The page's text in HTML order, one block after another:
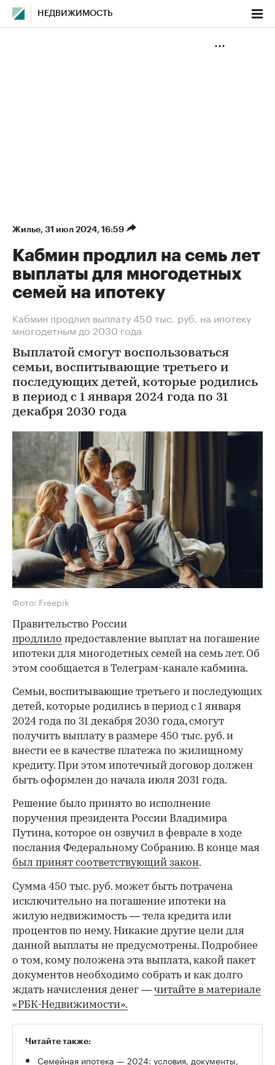
НЕДВИЖИМОСТЬ
Жилье⁠, 31 июл 2024, 16:59
Кабмин продлил на семь лет
выплаты для многодетных
семей на ипотеку
Кабмин продлил выплату 450 тыс. руб. на ипотеку
многодетным до 2030 года
Выплатой смогут воспользоваться
семьи, воспитывающие третьего и
последующих детей, которые родились
в период с 1 января 2024 года по 31
декабря 2030 года
Фото: Freepik
Правительство России
продлило предоставление выплат на погашение
ипотеки для многодетных семей на семь лет. Об
этом сообщается в Телеграм-канале кабмина.
Семьи, воспитывающие третьего и последующих
детей, которые родились в период с 1 января
2024 года по 31 декабря 2030 года, смогут
получить выплату в размере 450 тыс. руб. и
внести ее в качестве платежа по жилищному
кредиту. При этом ипотечный договор должен
быть оформлен до начала июля 2031 года.
Решение было принято во исполнение
поручения президента России Владимира
Путина, которое он озвучил в феврале в ходе
послания Федеральному Собранию. В конце мая
был принят соответствующий закон.
Сумма 450 тыс. руб. может быть потрачена
исключительно на погашение ипотеки на
жилую недвижимость — тела кредита или
процентов по нему. Никакие другие цели для
данной выплаты не предусмотрены. Подробнее
о том, кому положена эта выплата, какой пакет
документов необходимо собрать и как долго
ждать начисления денег — читайте в материале
«РБК-Недвижимости».
Читайте также:
Семейная ипотека — 2024: условия, документы,